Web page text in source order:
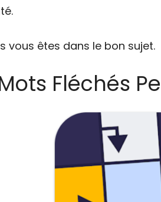
vous êtes dans le bon sujet.
Fléchés